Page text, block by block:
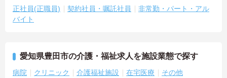
正社員(正職員) 契約社員・嘱託社員
非常勤・パート・アル
バイト
愛知県豊田市の介護・福祉求人を施設業態で探す
病院 クリニック 介護福祉施設 在宅医療 その他